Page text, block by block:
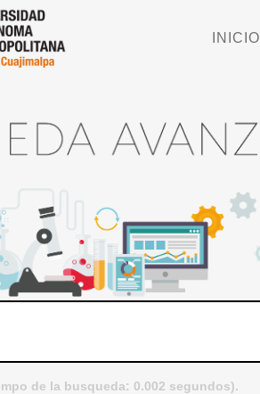
INICIO
de la busqueda: 0.002 segundos).